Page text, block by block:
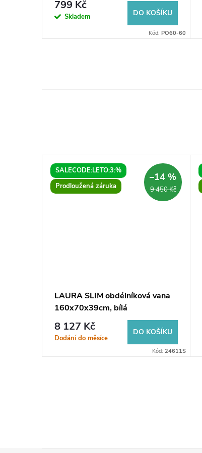
799 Kč
Skladem DO KOŠÍKU
Kód: PO60-60
SALECODE:LETO:3:%
Prodloužená záruka
9 450 Kč
–14 %
LAURA SLIM obdélníková vana
160x70x39cm, bílá
8 127 Kč
Dodání do měsíce
DO KOŠÍKU
Kód: 24611S